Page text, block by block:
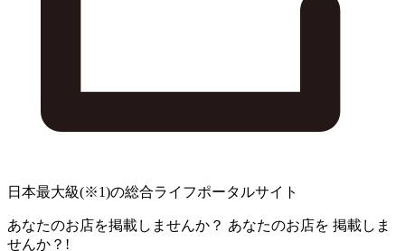
日本最大級(※1)の総合ライフポータルサイト
あなたのお店を掲載しませんか？ あなたのお店を 掲載しま
せんか？!